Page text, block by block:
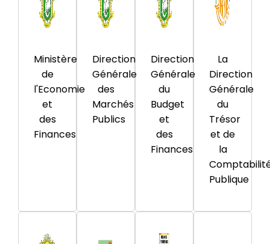
Ministère
de
l'Economie
et
des
Finances
Direction
Générale
des
Marchés
Publics
Direction
Générale
du
Budget
et
des
Finances
La
Direction
Générale
du
Trésor
et de
la
Publique